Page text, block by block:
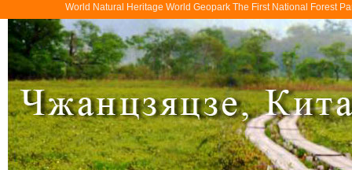
World Natural Heritage World Geopark The First National